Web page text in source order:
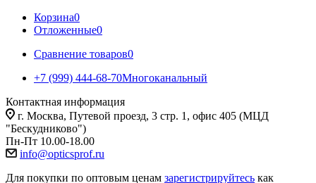
Корзина0
Отложенные0
Сравнение товаров0
+7 (999) 444-68-70Многоканальный
Контактная информация
г. Москва, Путевой проезд, 3 стр. 1, офис 405 (МЦД
"Бескудниково")
Пн-Пт 10.00-18.00
info@opticsprof.ru
Для покупки по оптовым ценам зарегистрируйтесь как